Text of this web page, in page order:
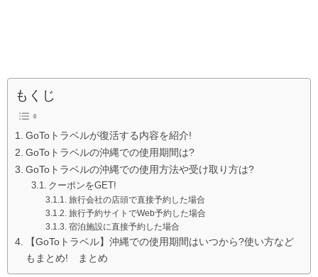
もくじ
GoToトラベルが復活する内容を紹介!
GoToトラベルの沖縄での使用期間は?
GoToトラベルの沖縄での使用方法や受け取り方は?
クーポンをGET!
旅行会社の店頭で直接予約した場合
旅行予約サイトでWeb予約した場合
宿泊施設に直接予約した場合
【GoToトラベル】沖縄での使用期間はいつから?使い方など
もまとめ! まとめ